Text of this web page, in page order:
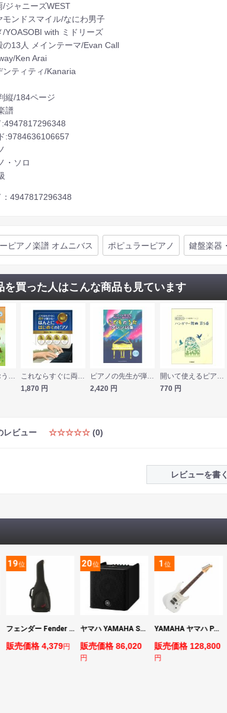
/ジャニーズWEST
モンドスマイル/なにわ男子
/YOASOBI with ミドリーズ
の13人 メインテーマ/Evan Call
Ken Arai
ンティティ/Kanaria
縦/184ページ
譜
:4947817296348
:9784636106657
・ソロ
：4947817296348
ピアノ楽譜 オムニバス ポピュラーピアノ 鍵盤楽器
を買った人はこんな商品も見ています
ピアノでうたおう はっぴぃレッスン1 全音楽譜出版社
これならすぐに両手で弾ける！ ほんとにはじめてのピアノ 最初に弾きたい名曲編 ケイエムピー
1,870 円
ピアノの先生が弾きたい・聴かせたいこどものうたアレンジ集 中〜上級ピアノ・ソロ シンコーミュージック
2,420 円
開いて使えるピアノ連弾ピース No.21 ハンガリー舞曲 第5番 ヤマハミュージックメディア
770 円
レビュー ☆☆☆☆☆ (0)
レビューを書く
19位
フェンダー Fender FE610 Electric Guitar Gig Bag Black エレキギター用ギグバッグ
販売価格 4,379円
20位
ヤマハ YAMAHA STAGEPAS 200 バッテリー非搭載モデル ポータブルPAシステム
販売価格 86,020
円
1位
YAMAHA ヤマハ PACS+12 SWH Pacifica Standard Plus パシフィカスタンダードプラス エレキギター
販売価格 128,800
円